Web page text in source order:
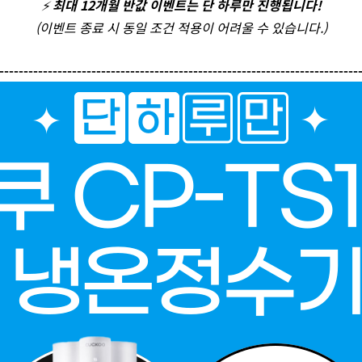
⚡️ 최대 12개월 반값 이벤트는 단 하루만 진행됩니다!
(이벤트 종료 시 동일 조건 적용이 어려울 수 있습니다.)